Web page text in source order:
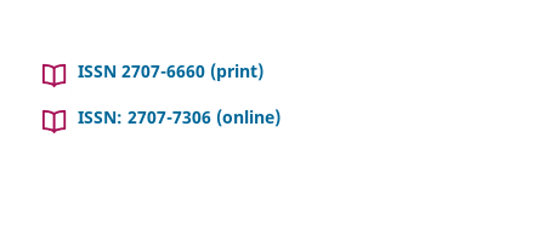
ISSN 2707-6660 (print)
ISSN: 2707-7306 (online)